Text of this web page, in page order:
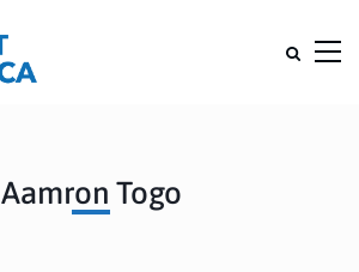
Aamron Togo